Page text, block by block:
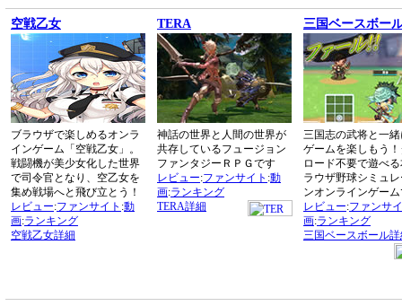
空戦乙女
ブラウザで楽しめるオンラ
インゲーム「空戦乙女」。
戦闘機が美少女化した世界
で司令官となり、空乙女を
集め戦場へと飛び立とう！
レビュー:ファンサイト :動
画:ランキング
空戦乙女詳細
TERA
神話の世界と人間の世界が
共存しているフュージョン
ファンタジーＲＰＧです
レビュー:ファンサイト :動
画:ランキング
TERA詳細
三国ベースボー
三国志の武将と一
ゲームを楽しもう
ロード不要で遊べ
ラウザ野球シミュ
ンオンラインゲー
レビュー:ファンサ
画:ランキング
三国ベースボール